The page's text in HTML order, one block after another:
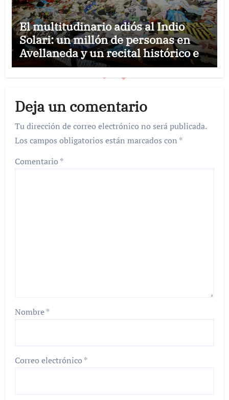
El multitudinario adiós al Indio
Solari: un millón de personas en
Avellaneda y un recital histórico en
Comodoro Rivadavia
Deja un comentario
Tu dirección de correo electrónico no será publicada.
Los campos obligatorios están marcados con *
Comentario *
Nombre*
Correo electrónico *